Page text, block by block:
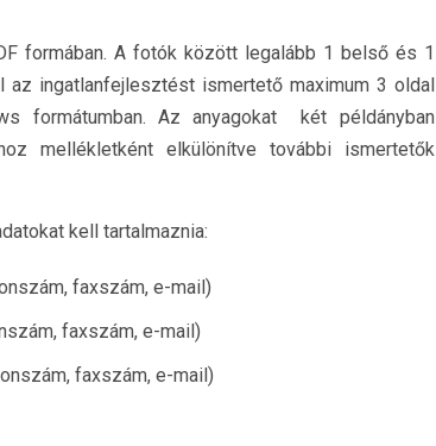
formában. A fotók között legalább 1 belső és 1
ingatlanfejlesztést ismertető maximum 3 oldal
formátumban. Az anyagokat két példányban
mellékletként elkülönítve további ismertetők
kell tartalmaznia:
faxszám, e-mail)
faxszám, e-mail)
faxszám, e-mail)